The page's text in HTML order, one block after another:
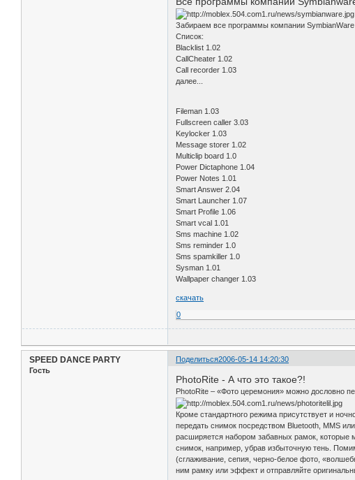
Забираем все программы компании
Список:
Blacklist 1.02
CallCheater 1.02
Call recorder 1.03
далее...
Fileman 1.03
Fullscreen caller 3.03
Keylocker 1.03
Message storer 1.02
Multiclip board 1.0
Power Dictaphone 1.04
Power Notes 1.01
Smart Answer 2.04
Smart Launcher 1.07
Smart Profile 1.06
Smart vcal 1.01
Sms machine 1.02
Sms reminder 1.0
Sms spamkiller 1.0
Sysman 1.01
Wallpaper changer 1.03
скачать
0
Поделиться2006-05-14 14:20:30
SPEED DANCE PARTY
Гость
PhotoRite - А что это такое?!
PhotoRite – «Фото церемония» можно дословно
Кроме стандартного режима присутствует и
передать снимок посредством Bluetooth, MMS
расширяется набором забавных рамок, которые
снимок, например, убрав избыточную тень.
(сглаживание, сепия, черно-белое фото,
ним рамку или эффект и отправляйте